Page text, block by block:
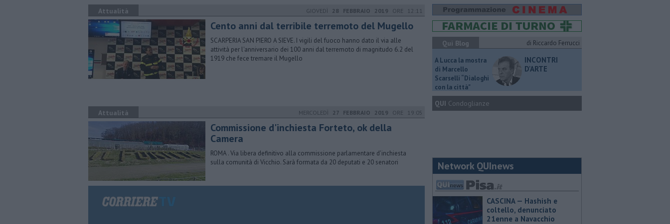
Attualità GIOVEDÌ 28 FEBBRAIO 2019 ORE 12:11
Cento anni dal terribile terremoto del Mugello
SCARPERIA SAN PIERO A SIEVE. I vigili del fuoco hanno dato il via alle
attività per l'anniversario dei 100 anni dal terremoto di magnitudo 6.2 del
1919 che fece tremare il Mugello
Attualità MERCOLEDÌ 27 FEBBRAIO 2019 ORE 19:05
Commissione d'inchiesta Forteto, ok della
Camera
ROMA . Via libera definitivo alla commissione parlamentare d'inchiesta
sulla comunità di Vicchio. Sarà formata da 20 deputati e 20 senatori
Qui Blog di Riccardo Ferrucci
A Lucca la mostra
di Marcello
Scarselli “Dialoghi
con la città"
INCONTRI
D'ARTE
QUI Condoglianze
Network QUInews
CASCINA — Hashish e
coltello, denunciato
21enne a Navacchio